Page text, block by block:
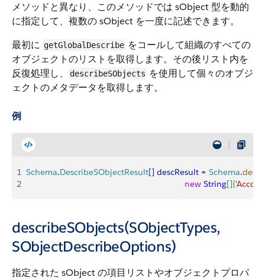
メソッドと異なり、このメソッドでは sObject 型を動的
に指定して、複数の sObject を一度に記述できます。
最初に getGlobalDescribe をコールして組織のすべての
オブジェクトのリストを取得します。その後リスト内を
反復処理し、
describeSObjects を使用して個々のオブジ
ェクトのメタデータを取得します。
例
1 Schema.DescribeSObjectResult[] descResult = Schema.
2
                                                                   new
String[]{
describeSObjects(SObjectTypes,
SObjectDescribeOptions)
指定された sObject の項目リストやオブジェクトプロパ